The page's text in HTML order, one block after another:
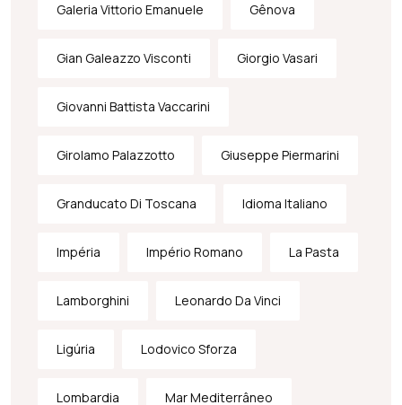
Galeria Vittorio Emanuele Gênova
Gian Galeazzo Visconti Giorgio Vasari
Giovanni Battista Vaccarini
Girolamo Palazzotto Giuseppe Piermarini
Granducato Di Toscana Idioma Italiano
Impéria Império Romano La Pasta
Lamborghini Leonardo Da Vinci
Ligúria Lodovico Sforza
Lombardia Mar Mediterrâneo